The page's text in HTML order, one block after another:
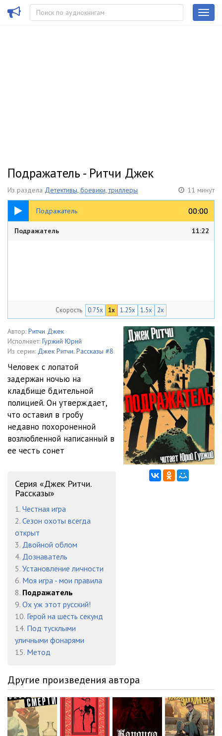
Подражатель - Ритчи Джек
Из раздела Детективы, боевики, триллеры 11 минут
Подражатель 00:00
00:00
11:22
Подражатель 11:22
Скорость 0.75x 1x 1.25x 1.5x 2x
Автор: Ритчи Джек
Исполняет: Гуржий Юрий
Из серии: Джек Ритчи. Рассказы #8
Человек с лопатой
задержан ночью на
кладбище бдительной
полицией. Он утверждает,
что оставил в гробу
недавно похороненной
возлюбленной написанный в
ее честь сонет
Серия «Джек Ритчи.
Рассказы»
1. Честная игра
2. Сезон охоты всегда
открыт
3. Двойной облом
4. Дознаватель
5. Установление личности
6. Моя игра - мои правила
8. Подражатель
9. Ох уж этот русский!
10. Герой на шесть секунд
14. Под тусклыми
уличными фонарями
15. Метод
Другие произведения автора